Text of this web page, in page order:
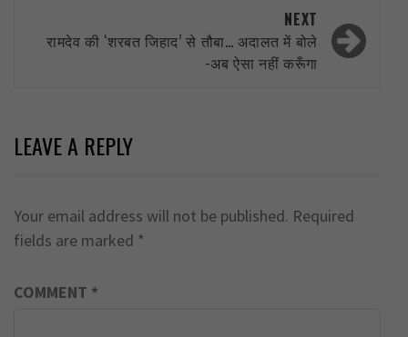
NEXT
रामदेव की ‘शरबत जिहाद’ से तौबा… अदालत में बोले
-अब ऐसा नहीं करूँगा
LEAVE A REPLY
Your email address will not be published. Required
fields are marked *
COMMENT *